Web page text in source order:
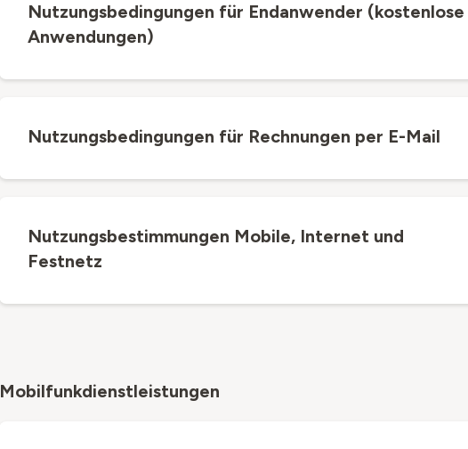
Nutzungsbedingungen für Endanwender (kostenlose
Anwendungen)
Nutzungsbedingungen für Rechnungen per E-Mail
Nutzungsbestimmungen Mobile, Internet und
Festnetz
Mobilfunkdienstleistungen